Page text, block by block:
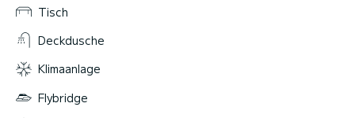
Tisch
Deckdusche
Klimaanlage
Flybridge